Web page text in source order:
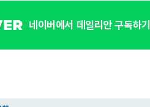
네이버에서 데일리안 구독하기